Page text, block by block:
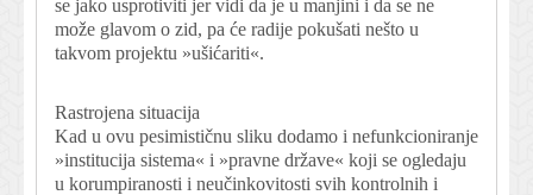
se jako usprotiviti jer vidi da je u manjini i da se ne
može glavom o zid, pa će radije pokušati nešto u
takvom projektu »ušićariti«.
Rastrojena situacija
Kad u ovu pesimističnu sliku dodamo i nefunkcioniranje
»institucija sistema« i »pravne države« koji se ogledaju
u korumpiranosti i neučinkovitosti svih kontrolnih i